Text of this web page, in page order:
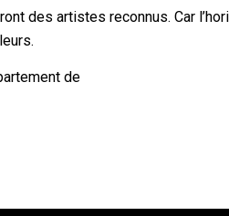
des artistes reconnus. Car
de